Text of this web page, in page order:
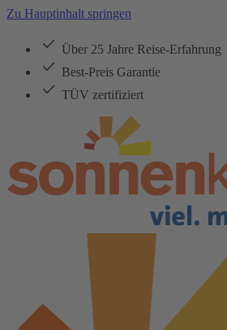
Zu Hauptinhalt springen
Über 25 Jahre Reise-Erfahrung
Best-Preis Garantie
TÜV zertifiziert